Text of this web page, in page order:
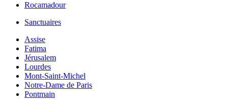
Rocamadour
Sanctuaires
Assise
Fatima
Jérusalem
Lourdes
Mont-Saint-Michel
Notre-Dame de Paris
Pontmain